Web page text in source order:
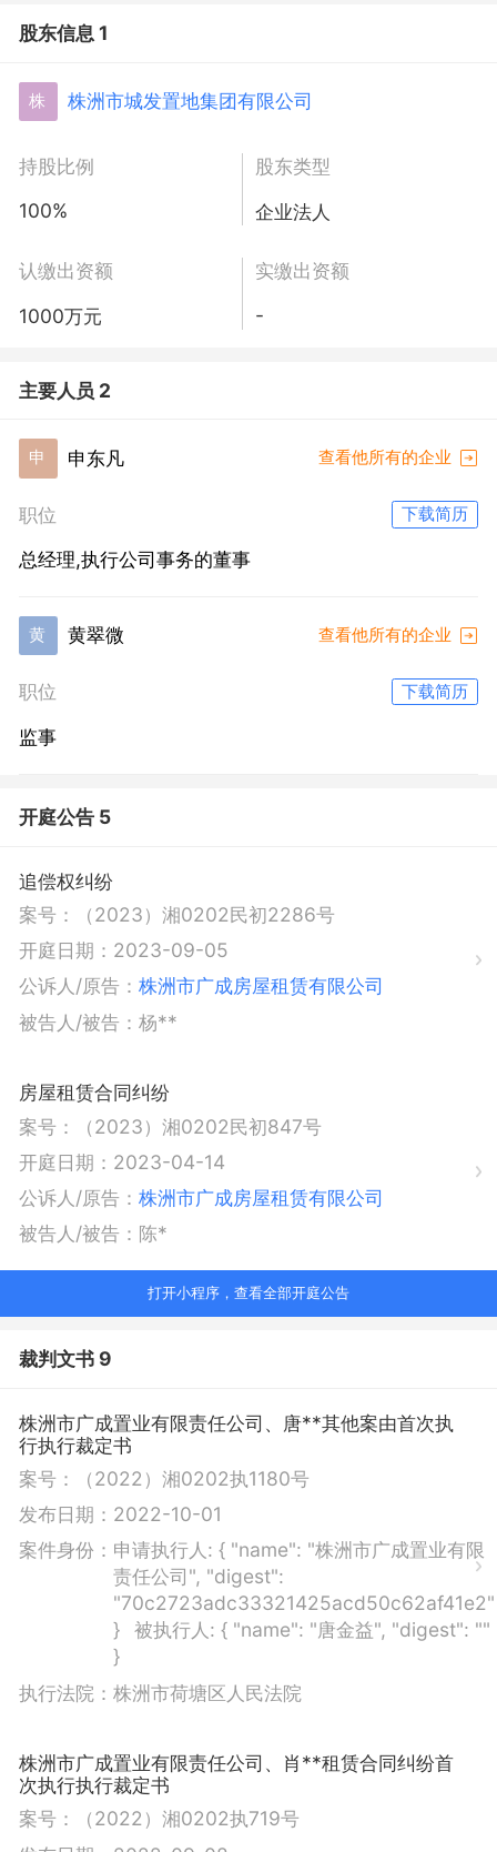
股东信息 1
株 株洲市城发置地集团有限公司
持股比例
100%
股东类型
企业法人
认缴出资额
1000万元
实缴出资额
-
主要人员 2
申 申东凡 查看他所有的企业
职位 下载简历
总经理,执行公司事务的董事
黄 黄翠微 查看他所有的企业
职位 下载简历
监事
开庭公告 5
追偿权纠纷
案号：
（2023）湘0202民初2286号
开庭日期： 2023-09-05
公诉人/原告： 株洲市广成房屋租赁有限公司
被告人/被告： 杨**
房屋租赁合同纠纷
案号：
（2023）湘0202民初847号
开庭日期： 2023-04-14
公诉人/原告： 株洲市广成房屋租赁有限公司
被告人/被告： 陈*
打开小程序，查看全部开庭公告
裁判文书 9
株洲市广成置业有限责任公司、唐**其他案由首次执
行执行裁定书
案号：
（2022）湘0202执1180号
发布日期： 2022-10-01
案件身份： 申请执行人: { "name": "株洲市广成置业有限
责任公司", "digest":
"70c2723adc33321425acd50c62af41e2"
}
被执行人: { "name": "唐金益", "digest": ""
}
执行法院： 株洲市荷塘区人民法院
株洲市广成置业有限责任公司、肖**租赁合同纠纷首
次执行执行裁定书
案号：
（2022）湘0202执719号